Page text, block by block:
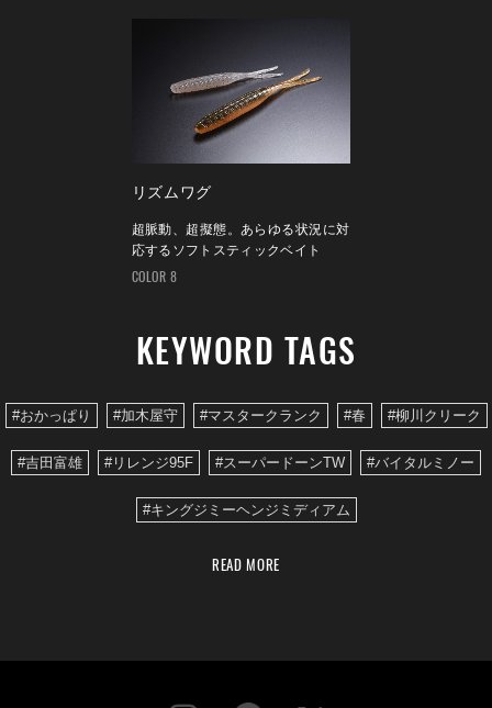
リズムワグ
超脈動、超擬態。あらゆる状況に対
応するソフトスティックベイト
COLOR 8
KEYWORD TAGS
#おかっぱり #加木屋守 #マスタークランク #春 #柳川クリーク
#吉田富雄 #リレンジ95F #スーパードーンTW #バイタルミノー
#キングジミーヘンジミディアム
READ MORE